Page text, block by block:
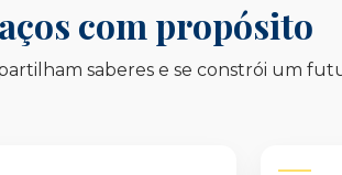
com propósito
saberes e se constrói um